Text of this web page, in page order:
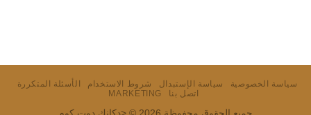
سياسة الخصوصية سياسة الإستبدال شروط الاستخدام
الأسئلة المتكررة
اتصل بنا
MARKETING